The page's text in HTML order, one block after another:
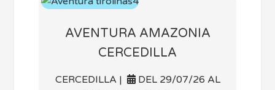
AVENTURA AMAZONIA
CERCEDILLA
CERCEDILLA |
DEL 29/07/26 AL